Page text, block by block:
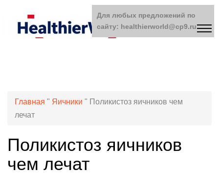
Главная " Яичники " Поликистоз яичников чем
лечат
Поликистоз яичников
чем лечат
Для любых предложений по
сайту: healthierworld@cp9.ru